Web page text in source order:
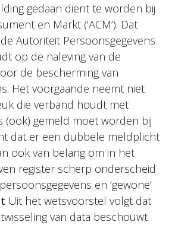
gedaan dient te worden bij
en Markt (‘ACM’). Dat
Autoriteit Persoonsgegevens
op de naleving van de
de bescherming van
Het voorgaande neemt niet
die verband houdt met
(ook) gemeld moet worden bij
dat er een dubbele meldplicht
ook van belang om in het
register scherp onderscheid
en ‘gewone’
Uit het wetsvoorstel volgt dat
van data beschouwt